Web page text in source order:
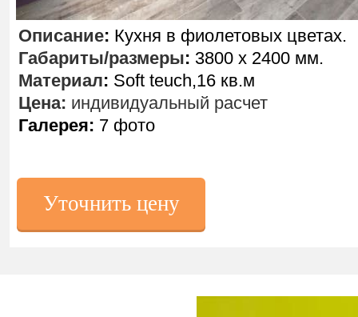
Описание: Кухня в фиолетовых цветах.
Габариты/размеры: 3800 х 2400 мм.
Материал: Soft teuch,16 кв.м
Цена: индивидуальный расчет
Галерея: 7 фото
Уточнить цену